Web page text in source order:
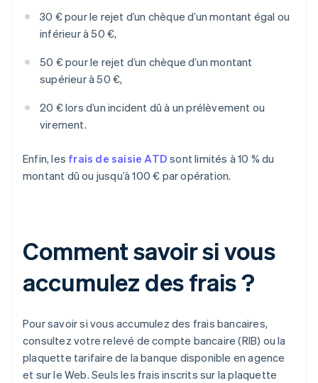
30 € pour le rejet d’un chèque d’un montant égal ou
inférieur à 50 €,
50 € pour le rejet d’un chèque d’un montant
supérieur à 50 €,
20 € lors d’un incident dû à un prélèvement ou
virement.
Enfin, les frais de saisie ATD sont limités à 10 % du
montant dû ou jusqu’à 100 € par opération.
Comment savoir si vous
accumulez des frais ?
Pour savoir si vous accumulez des frais bancaires,
consultez votre relevé de compte bancaire (RIB) ou la
plaquette tarifaire de la banque disponible en agence
et sur le Web. Seuls les frais inscrits sur la plaquette